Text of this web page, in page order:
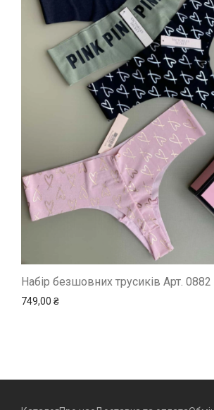
Набір безшовних трусиків Арт. 0882
749,00 ₴